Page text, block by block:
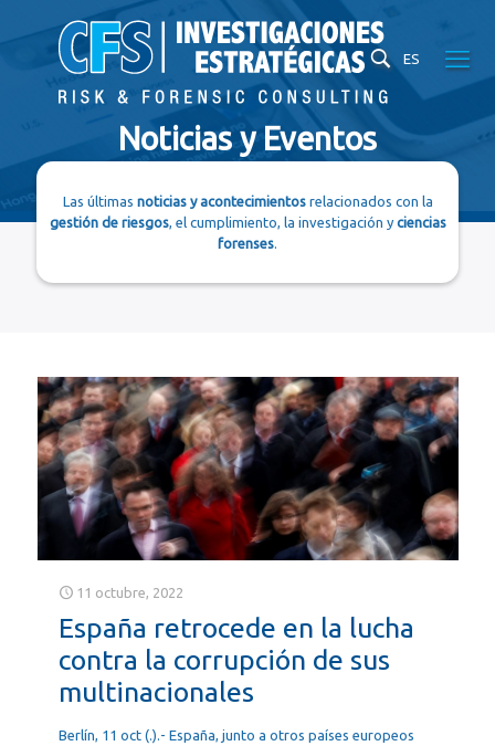
ES
Noticias y Eventos
Las últimas noticias y acontecimientosrelacionados con la
gestión de riesgos, el cumplimiento, la investigación yciencias
forenses.
11 octubre, 2022
España retrocede en la lucha
contra la corrupción de sus
multinacionales
Berlín, 11 oct (.).- España, junto a otros países europeos